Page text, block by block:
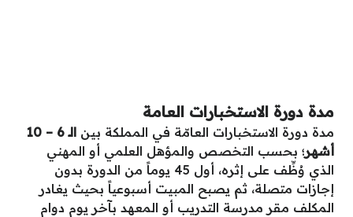
مدة دورة الاستخبارات العامة
مدة دورة الاستخبارات العامّة في المملكة بين
الـ 6 – 10
أشهر؛ بحسب التخصص والمؤهل العلمي أو المهني
الذي وُظِّف على إثره، أول 45 يوماً من الدورة بدون
إجازات متصلة، ثم يصبح المبيت أسبوعياً بحيث يغادر
المكلف مقر مدرسة التدريب أو المعهد بآخر يوم دوام